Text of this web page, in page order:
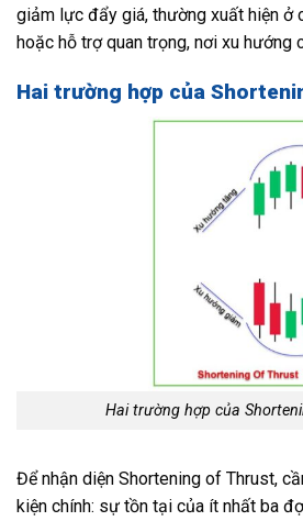
giảm lực đẩy giá, thường xuất hiện ở
hoặc hỗ trợ quan trọng, nơi xu hướng
Hai trường hợp của
Hai trường hợp của
Để nhận diện Shortening of Thrust,
kiện chính: sự tồn tại của ít nhất ba